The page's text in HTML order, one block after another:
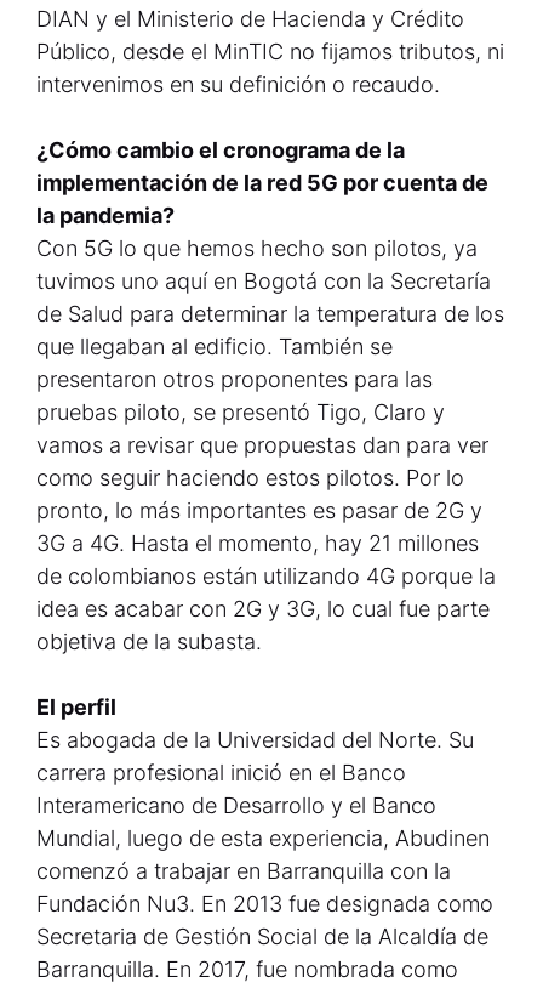
DIAN y el Ministerio de Hacienda y Crédito
Público, desde el MinTIC no fijamos tributos, ni
intervenimos en su definición o recaudo.
¿Cómo cambio el cronograma de la
implementación de la red 5G por cuenta de
la pandemia?
Con 5G lo que hemos hecho son pilotos, ya
tuvimos uno aquí en Bogotá con la Secretaría
de Salud para determinar la temperatura de los
que llegaban al edificio. También se
presentaron otros proponentes para las
pruebas piloto, se presentó Tigo, Claro y
vamos a revisar que propuestas dan para ver
como seguir haciendo estos pilotos. Por lo
pronto, lo más importantes es pasar de 2G y
3G a 4G. Hasta el momento, hay 21 millones
de colombianos están utilizando 4G porque la
idea es acabar con 2G y 3G, lo cual fue parte
objetiva de la subasta.
El perfil
Es abogada de la Universidad del Norte. Su
carrera profesional inició en el Banco
Interamericano de Desarrollo y el Banco
Mundial, luego de esta experiencia, Abudinen
comenzó a trabajar en Barranquilla con la
Fundación Nu3. En 2013 fue designada como
Secretaria de Gestión Social de la Alcaldía de
Barranquilla. En 2017, fue nombrada como